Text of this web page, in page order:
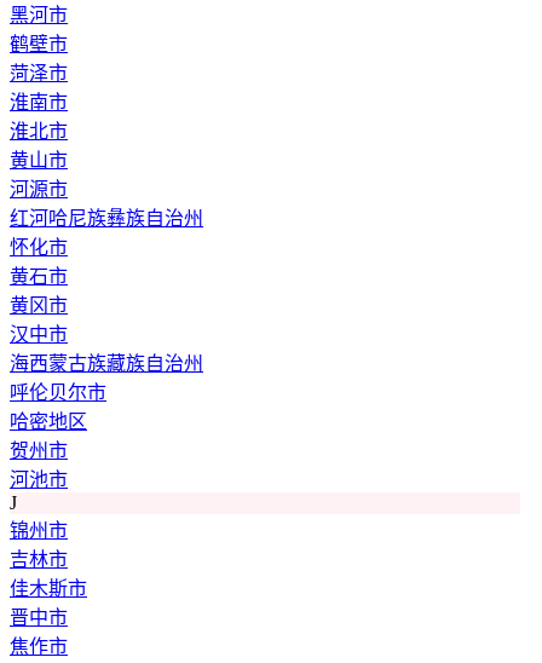
黑河市
鹤壁市
菏泽市
淮南市
淮北市
黄山市
河源市
红河哈尼族彝族自治州
怀化市
黄石市
黄冈市
汉中市
海西蒙古族藏族自治州
呼伦贝尔市
哈密地区
贺州市
河池市
J
锦州市
吉林市
佳木斯市
晋中市
焦作市